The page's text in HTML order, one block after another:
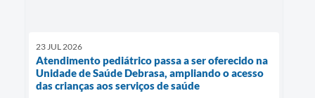
23 JUL 2026
Atendimento pediátrico passa a ser oferecido na
Unidade de Saúde Debrasa, ampliando o acesso
das crianças aos serviços de saúde